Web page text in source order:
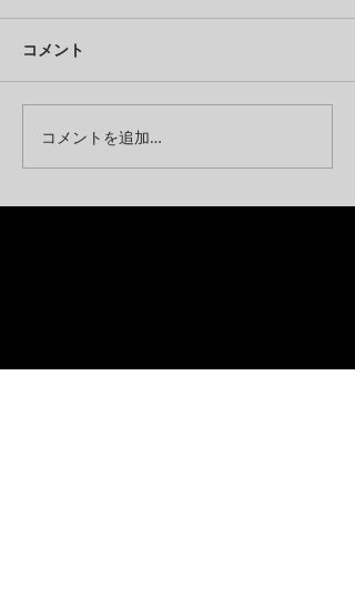
コメント
コメントを追加…